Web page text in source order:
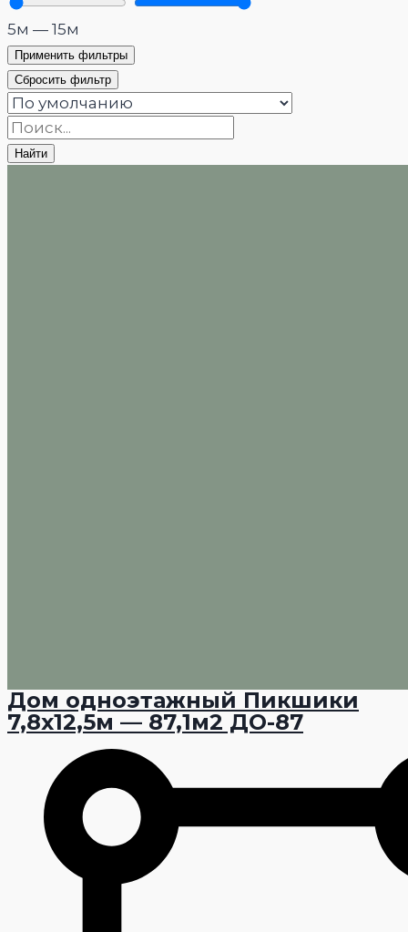
5м — 15м
Применить фильтры
Сбросить фильтр
Найти
Дом одноэтажный Пикшики
7,8х12,5м — 87,1м2 ДО-87